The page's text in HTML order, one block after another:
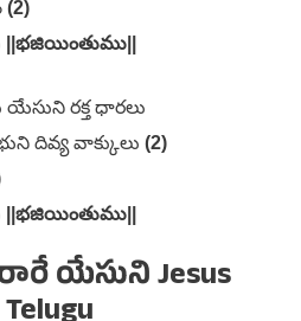
(2)
||భజియింతుము||
యేసుని రక్త ధారలు
దివ్య వాక్కులు (2)
||భజియింతుము||
యేసుని Jesus